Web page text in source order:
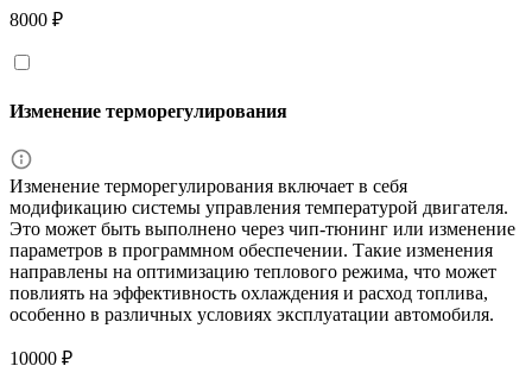
8000 ₽
Изменение терморегулирования
Изменение терморегулирования включает в себя
модификацию системы управления температурой двигателя.
Это может быть выполнено через чип-тюнинг или изменение
параметров в программном обеспечении. Такие изменения
направлены на оптимизацию теплового режима, что может
повлиять на эффективность охлаждения и расход топлива,
особенно в различных условиях эксплуатации автомобиля.
10000 ₽